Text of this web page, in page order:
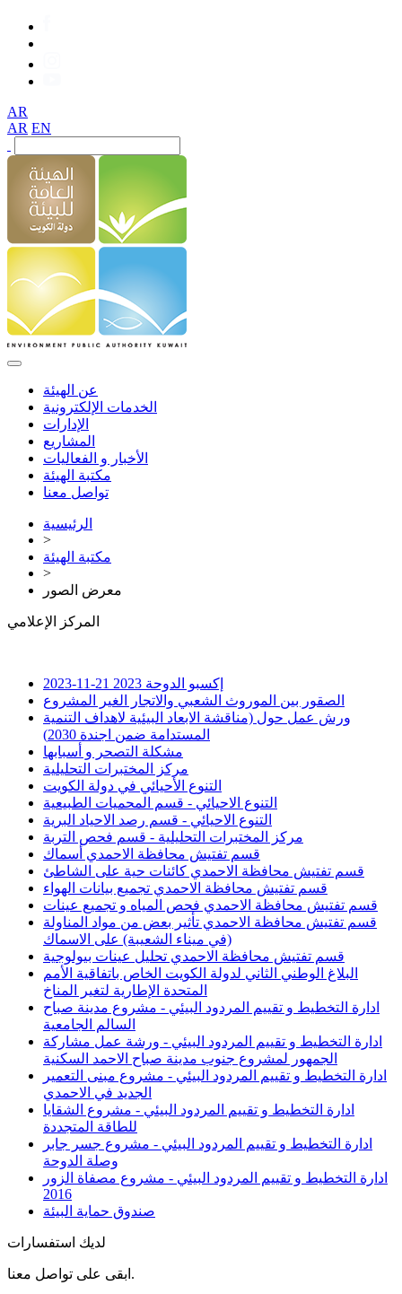
AR
AR EN
عن الهيئة
الخدمات الإلكترونية
الإدارات
المشاريع
الأخبار و الفعاليات
مكتبة الهيئة
تواصل معنا
الرئيسية
>
مكتبة الهيئة
>
معرض الصور
المركز الإعلامي
إكسبو الدوحة 2023
21-11-2023
الصقور بين الموروث الشعبي والاتجار الغير المشروع
ورش عمل حول (مناقشة الابعاد البيئية لاهداف التنمية
المستدامة ضمن اجندة 2030)
مشكلة التصحر و أسبابها
مركز المختبرات التحليلية
التنوع الأحيائي في دولة الكويت
التنوع الاحيائي - قسم المحميات الطبيعية
التنوع الاحيائي - قسم رصد الاحياد البرية
مركز المختبرات التحليلية - قسم فحص التربة
قسم تفتيش محافظة الاحمدي أسماك
قسم تفتيش محافظة الاحمدي كائنات حية على الشاطئ
قسم تفتيش محافظة الاحمدي تجميع بيانات الهواء
قسم تفتيش محافظة الاحمدي فحص المياه و تجميع عينات
قسم تفتيش محافظة الاحمدي تأثير بعض من مواد المناولة
(في ميناء الشعيبة) على الاسماك
قسم تفتيش محافظة الاحمدي تحليل عينات بيولوجية
البلاغ الوطني الثاني لدولة الكويت الخاص باتفاقية الأمم
المتحدة الإطارية لتغير المناخ
ادارة التخطيط و تقييم المردود البيئي - مشروع مدينة صباح
السالم الجامعية
ادارة التخطيط و تقييم المردود البيئي - ورشة عمل مشاركة
الجمهور لمشروع جنوب مدينة صباح الاحمد السكنية
ادارة التخطيط و تقييم المردود البيئي - مشروع مبنى التعمير
الجديد في الاحمدي
ادارة التخطيط و تقييم المردود البيئي - مشروع الشقايا
للطاقة المتجددة
ادارة التخطيط و تقييم المردود البيئي - مشروع جسر جابر
وصلة الدوحة
ادارة التخطيط و تقييم المردود البيئي - مشروع مصفاة الزور
2016
صندوق حماية البيئة
لديك استفسارات
ابقى على تواصل معنا.